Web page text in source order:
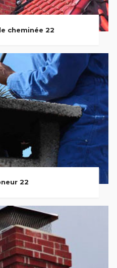
cheminée 22
22